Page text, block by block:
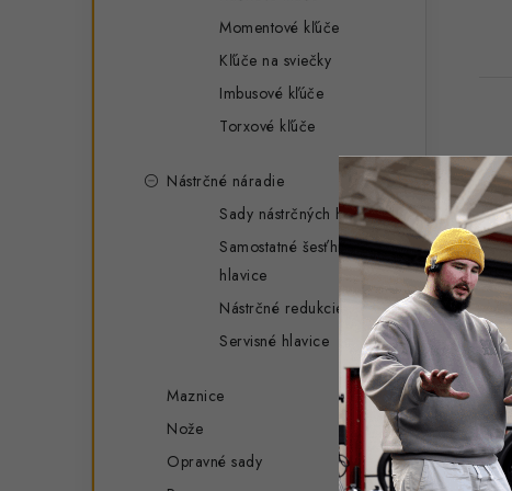
Momentové kľúče
Kľúče na sviečky
Imbusové kľúče
Torxové kľúče
Nástrčné náradie
Sady nástrčných hlavíc
Samostatné šesťhranné
hlavice
Nástrčné redukcie
Servisné hlavice
Maznice
Nože
Opravné sady